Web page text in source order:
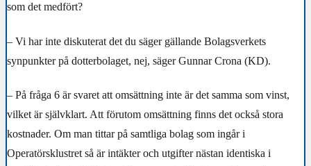
som det medfört?
– Vi har inte diskuterat det du säger gällande Bolagsverkets
synpunkter på dotterbolaget, nej, säger Gunnar Crona (KD).
– På fråga 6 är svaret att omsättning inte är det samma som vinst,
vilket är självklart. Att förutom omsättning finns det också stora
kostnader. Om man tittar på samtliga bolag som ingår i
Operatörsklustret så är intäkter och utgifter nästan identiska i